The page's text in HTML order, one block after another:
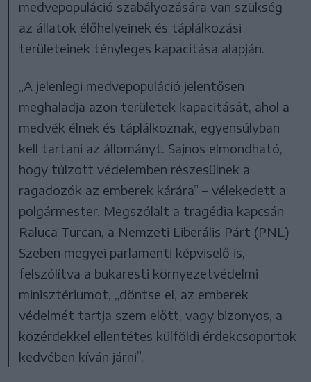
medvepopuláció szabályozására van szükség
az állatok élőhelyeinek és táplálkozási
területeinek tényleges kapacitása alapján.
„A jelenlegi medvepopuláció jelentősen
meghaladja azon területek kapacitását, ahol a
medvék élnek és táplálkoznak, egyensúlyban
kell tartani az állományt. Sajnos elmondható,
hogy túlzott védelemben részesülnek a
ragadozók az emberek kárára” – vélekedett a
polgármester. Megszólalt a tragédia kapcsán
Raluca Turcan, a Nemzeti Liberális Párt (PNL)
Szeben megyei parlamenti képviselő is,
felszólítva a bukaresti környezetvédelmi
minisztériumot, „döntse el, az emberek
védelmét tartja szem előtt, vagy bizonyos, a
közérdekkel ellentétes külföldi érdekcsoportok
kedvében kíván járni”.